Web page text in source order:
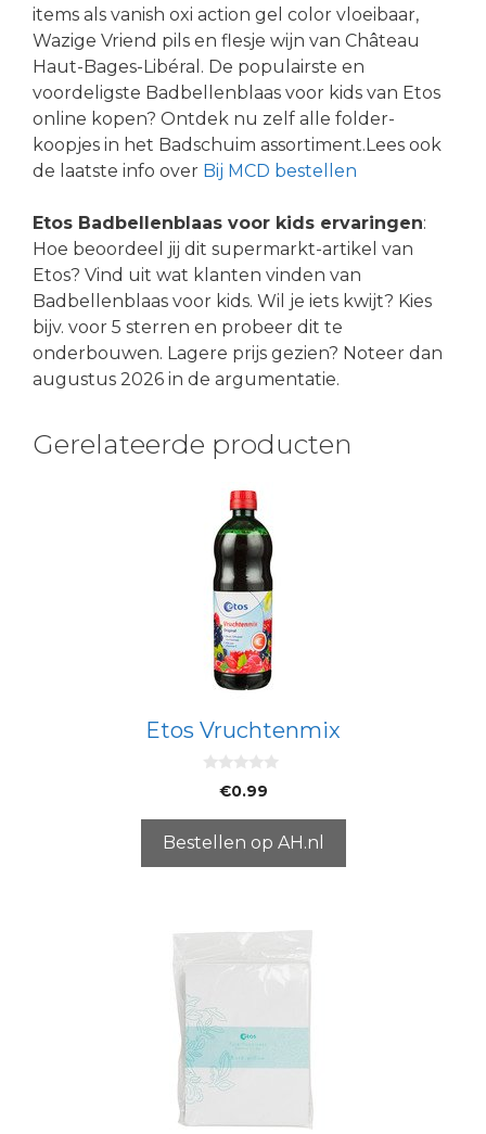
items als vanish oxi action gel color vloeibaar,
Wazige Vriend pils en flesje wijn van Château
Haut-Bages-Libéral. De populairste en
voordeligste Badbellenblaas voor kids van Etos
online kopen? Ontdek nu zelf alle folder-
koopjes in het Badschuim assortiment.Lees ook
de laatste info over Bij MCD bestellen
Etos Badbellenblaas voor kids ervaringen:
Hoe beoordeel jij dit supermarkt-artikel van
Etos? Vind uit wat klanten vinden van
Badbellenblaas voor kids. Wil je iets kwijt? Kies
bijv. voor 5 sterren en probeer dit te
onderbouwen. Lagere prijs gezien? Noteer dan
augustus 2026 in de argumentatie.
Gerelateerde producten
Etos Vruchtenmix
5
€0.99
Bestellen op AH.nl